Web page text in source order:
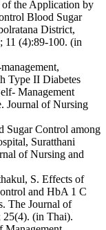
of the Application by
Blood Sugar
District,
11 (4):89-100. (in
Type II Diabetes
Management
Journal of Nursing
Sugar Control among
Suratthani
of Nursing and
S. Effects of
and HbA 1 C
The Journal of
(in Thai).